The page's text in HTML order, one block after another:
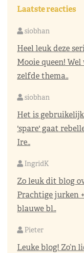
Laatste reacties
siobhan
Heel leuk deze
Mooie queen!
zelfde thema..
siobhan
Het is
'spare' gaat
Ire..
IngridK
Zo leuk dit blog
Prachtige jurken
blauwe bl..
Pieter
Leuke blog! Zo’n